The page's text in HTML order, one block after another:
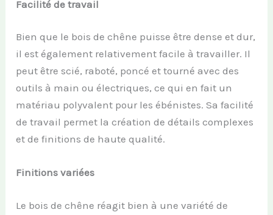
Facilité de travail
Bien que le bois de chêne puisse être dense et dur,
il est également relativement facile à travailler. Il
peut être scié, raboté, poncé et tourné avec des
outils à main ou électriques, ce qui en fait un
matériau polyvalent pour les ébénistes. Sa facilité
de travail permet la création de détails complexes
et de finitions de haute qualité.
Finitions variées
Le bois de chêne réagit bien à une variété de